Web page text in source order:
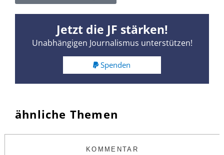
Jetzt die JF stärken!
Unabhängigen Journalismus unterstützen!
Spenden
ähnliche Themen
KOMMENTAR